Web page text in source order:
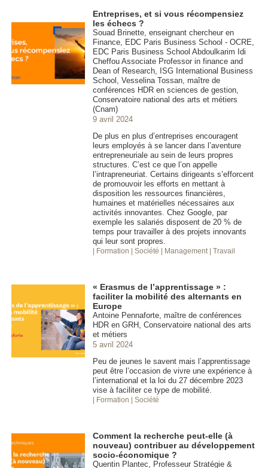
Entreprises, et si vous récompensiez
les échecs ?
Souad Brinette, enseignant chercheur en
Finance, EDC Paris Business School - OCRE,
EDC Paris Business School Abdoulkarim Idi
Cheffou Associate Professor in finance and
Dean of Research, ISG International Business
School, Vesselina Tossan, maître de
conférences HDR en sciences de gestion,
Conservatoire national des arts et métiers
(Cnam)
9 avril 2024
De plus en plus d’entreprises encouragent
leurs employés à se lancer dans l’aventure
entrepreneuriale au sein de leurs propres
structures. C’est ce que l’on appelle
l’intrapreneuriat. Certains dirigeants s’efforcent
de promouvoir les efforts en mettant à
disposition les ressources financières,
humaines et matérielles nécessaires aux
activités innovantes. Chez Google, par
exemple les salariés disposent de 20 % de
temps pour travailler à des projets innovants
qui leur sont propres.
| Formation | Société | Management | Travail
« Erasmus de l’apprentissage » :
faciliter la mobilité des alternants en
Europe
Antoine Pennaforte, maître de conférences
HDR en GRH, Conservatoire national des arts
et métiers
5 avril 2024
Peu de jeunes le savent mais l’apprentissage
peut être l’occasion de vivre une expérience à
l’international et la loi du 27 décembre 2023
vise à faciliter ce type de mobilité.
| Formation | Société
Comment la recherche peut-elle (à
nouveau) contribuer au développement
socio-économique ?
Quentin Plantec, Professeur Stratégie &